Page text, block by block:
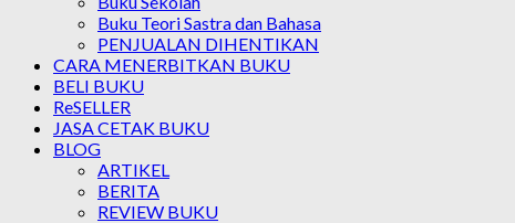
Buku Teori Sastra dan Bahasa
PENJUALAN DIHENTIKAN
CARA MENERBITKAN BUKU
BELI BUKU
ReSELLER
JASA CETAK BUKU
BLOG
ARTIKEL
BERITA
REVIEW BUKU